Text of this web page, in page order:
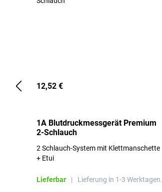
12,52 €
1A Blutdruckmessgerät Premium
2-Schlauch
2 Schlauch-System mit Klettmanschette
+ Etui
Lieferbar | Lieferung in 1-3 Werktagen.